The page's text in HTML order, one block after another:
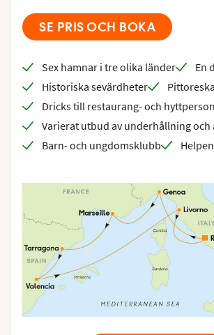
SE PRIS OCH BOKA
Sex hamnar i tre olika länder
En
Historiska sevärdheter
Dricks till restaurang- och
Varierat utbud av underhållning
Barn- och ungdomsklubb